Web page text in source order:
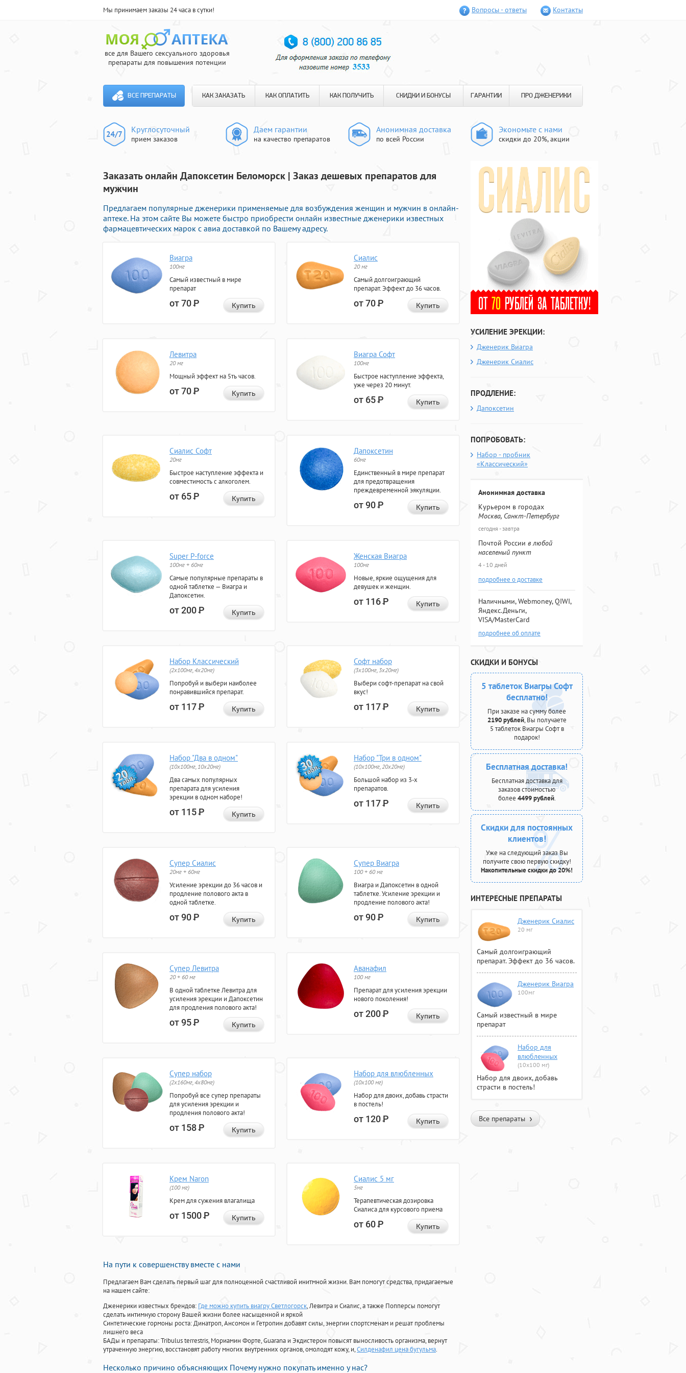
Мы принимаем заказы 24 часа в сутки! Вопросы - ответы Контакты
все для Вашего сексуального здоровья
препараты для повышения потенции
ВСЕ ПРЕПАРАТЫ КАК ЗАКАЗАТЬ КАК ОПЛАТИТЬ КАК ПОЛУЧИТЬ СКИДКИ И БОНУСЫ ГАРАНТИИ ПРО ДЖЕНЕРИКИ
Круглосуточный
прием заказов
Даем гарантии
на качество препаратов
Анонимная доставка
по всей России
Экономьте с нами
скидки до 20%, акции
Заказать онлайн Дапоксетин Беломорск | Заказ дешевых препаратов для
мужчин
Предлагаем популярные дженерики применяемые для возбуждения женщин и мужчин в онлайн-
аптеке. На этом сайте Вы можете быстро приобрести онлайн известные дженерики известных
фармацевтических марок с авиа доставкой по Вашему адресу.
Виагра
100мг
Самый известный в мире
препарат
от 70Р Купить
Сиалис
20 мг
Самый долгоиграющий
препарат. Эффект до 36 часов.
от 70Р Купить
Левитра
20 мг
Мощный эффект на 5ть часов.
от 70Р Купить
Виагра Софт
100мг
Быстрое наступление эффекта,
уже через 20 минут.
от 65Р Купить
Сиалис Софт
20мг
Быстрое наступление эффекта и
совместимость с алкоголем.
от 65Р Купить
Дапоксетин
60мг
Единственный в мире препарат
для предотвращения
преждевременной эякуляции.
от 90Р Купить
Super P-force
100мг + 60мг
Самые популярные препараты в
одной таблетке — Виагра и
Дапоксетин.
от 200Р Купить
Женская Виагра
100мг
Новые, яркие ощущения для
девушек и женщин.
от 116Р Купить
Набор Классический
(2x100мг, 4x20мг)
Попробуй и выбери наиболее
понравившийся препарат.
от 117Р Купить
Софт набор
(3x100мг, 3x20мг)
Выбери софт-препарат на свой
вкус!
от 117Р Купить
Набор "Два в одном"
(10x100мг, 10x20мг)
Два самых популярных
препарата для усиления
эрекции в одном наборе!
от 115Р Купить
Набор "Три в одном"
(10x100мг, 20x20мг)
Большой набор из 3-х
препаратов.
от 117Р Купить
Супер Сиалис
20мг + 60мг
Усиление эрекции до 36 часов и
продление полового акта в
одной таблетке.
от 90Р Купить
Супер Виагра
100 + 60 мг
Виагра и Дапоксетин в одной
таблетке. Усиление эрекции и
продление полового акта!
от 90Р Купить
Супер Левитра
20 + 60 мг
В одной таблетке Левитра для
усиления эрекции и Дапоксетин
для продления полового акта!
от 95Р Купить
Аванафил
100 мг
Препарат для усиления эрекции
нового поколения!
от 200Р Купить
Супер набор
(2х160мг, 4х80мг)
Попробуй все супер препараты
для усиления эрекции и
продления полового акта!
от 158Р Купить
Набор для влюбленных
(10х100 мг)
Набор для двоих, добавь страсти
в постель!
от 120Р Купить
Крем Naron
(100 мг)
Крем для сужения влагалища
от 1500Р Купить
Сиалис 5 мг
5мг
Терапевтическая дозировка
Сиалиса для курсового приема
от 60Р Купить
На пути к совершенству вместе с нами
Предлагаем Вам сделать первый шаг для полноценной счастливой инитмной жизни. Вам помогут средства, придагаемые
на нашем сайте:
Дженерики известных брендов: Где можно купить виагру Светлогорск, Левитра и Сиалис, а также Попперсы помогут
сделать интимную сторону Вашей жизни более насыщенной и яркой
Синтетические гормоны роста: Динатроп, Ансомон и Гетропин добавят силы, энергии спортсменам и решат проблемы
лишнего веса
БАДы и препараты:Tribulus terrestris, Мориамин Форте, Guarana и Экдистерон повысят выносливость организма, вернут
утраченную энергию, восстановят работу многих внутренних органов, омолодят кожу, и,Силденафил цена бугульма.
Несколько причино объясняющих Почему нужно покупать именно у нас?
УСИЛЕНИЕ ЭРЕКЦИИ:
Дженерик Виагра
Дженерик Сиалис
ПРОДЛЕНИЕ:
Дапоксетин
ПОПРОБОВАТЬ:
Набор - пробник
«Классический»
Анонимная доставка
Курьером в городах
Москва, Санкт-Петербург
сегодня - завтра
Почтой России в любой
населеный пункт
4 - 10 дней
подробнее о доставке
Наличными, Webmoney, QIWI,
Яндекс.Деньги,
VISA/MasterCard
подробнее об оплате
СКИДКИ И БОНУСЫ
5 таблеток Виагры Софт
бесплатно!
При заказе на сумму более
2190 рублей, Вы получаете
5 таблеток Виагры Софт в
подарок!
Бесплатная доставка!
Бесплатная доставка для
заказов стоимостью
более 4499 рублей.
Скидки для постоянных
клиентов!
Уже на следующий заказ Вы
получите свою первую скидку!
Накопительные скидки до 20%!
ИНТЕРЕСНЫЕ ПРЕПАРАТЫ
Дженерик Сиалис
20 мг
Самый долгоиграющий
препарат. Эффект до 36 часов.
Дженерик Виагра
100мг
Самый известный в мире
препарат
Набор для
влюбленных
(10х100 мг)
Набор для двоих, добавь
страсти в постель!
Все препараты